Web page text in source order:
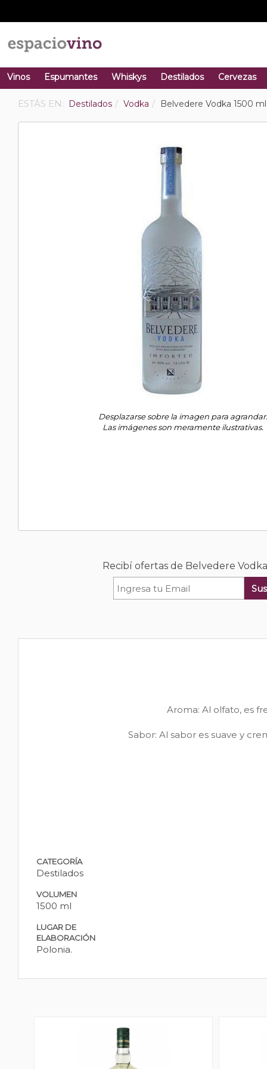
Vinos Espumantes Whiskys Destilados Cervezas
ESTÁS EN: Destilados Vodka Belvedere Vodka 1500 ml
Desplazarse sobre la imagen para agrandar.
Las imágenes son meramente ilustrativas.
Recibí ofertas de Belvedere Vodka
Aroma: Al olfato, es
Sabor: Al sabor es suave y
CATEGORÍA
Destilados
VOLUMEN
1500 ml
LUGAR DE
ELABORACIÓN
Polonia.